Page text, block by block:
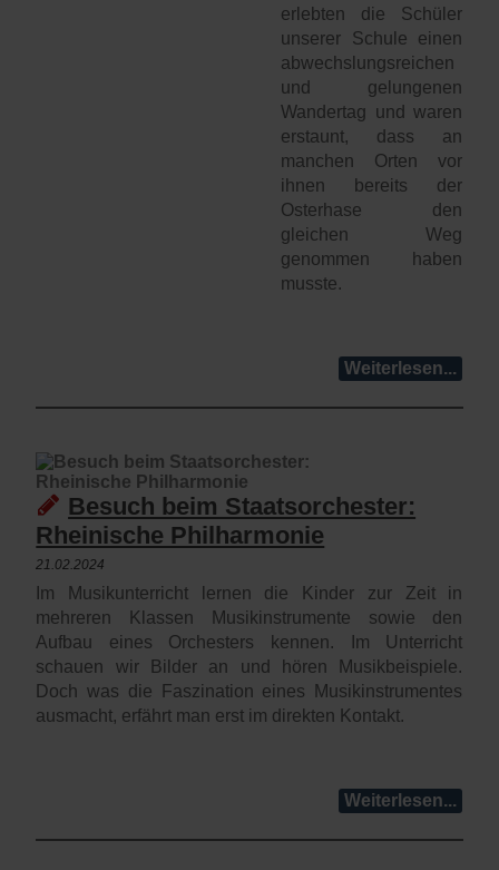
erlebten die Schüler
unserer Schule einen
abwechslungsreichen
und gelungenen
Wandertag und waren
erstaunt, dass an
manchen Orten vor
ihnen bereits der
Osterhase den
gleichen Weg
genommen haben
musste.
Weiterlesen...
Besuch beim Staatsorchester:
Rheinische Philharmonie
21.02.2024
Im Musikunterricht lernen die Kinder zur Zeit in
mehreren Klassen Musikinstrumente sowie den
Aufbau eines Orchesters kennen. Im Unterricht
schauen wir Bilder an und hören Musikbeispiele.
Doch was die Faszination eines Musikinstrumentes
ausmacht, erfährt man erst im direkten Kontakt.
Weiterlesen...